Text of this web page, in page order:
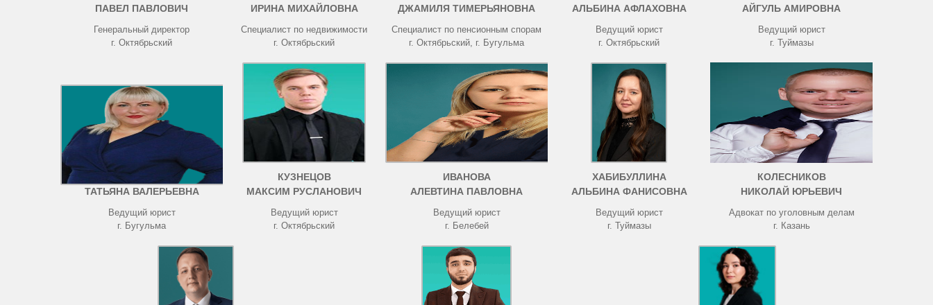
ПАВЕЛ ПАВЛОВИЧ
Генеральный директор
г. Октябрьский
ИРИНА МИХАЙЛОВНА
Специалист по недвижимости
г. Октябрьский
ДЖАМИЛЯ ТИМЕРЬЯНОВНА
Специалист по пенсионным спорам
г. Октябрьский, г. Бугульма
АЛЬБИНА АФЛАХОВНА
Ведущий юрист
г. Октябрьский
АЙГУЛЬ АМИРОВНА
Ведущий юрист
г. Туймазы
ЧИСТОВА
ТАТЬЯНА ВАЛЕРЬЕВНА
Ведущий юрист
г. Бугульма
КУЗНЕЦОВ
МАКСИМ РУСЛАНОВИЧ
Ведущий юрист
г. Октябрьский
ИВАНОВА
АЛЕВТИНА ПАВЛОВНА
Ведущий юрист
г. Белебей
ХАБИБУЛЛИНА
АЛЬБИНА ФАНИСОВНА
Ведущий юрист
г. Туймазы
КОЛЕСНИКОВ
НИКОЛАЙ ЮРЬЕВИЧ
Адвокат по уголовным делам
г. Казань